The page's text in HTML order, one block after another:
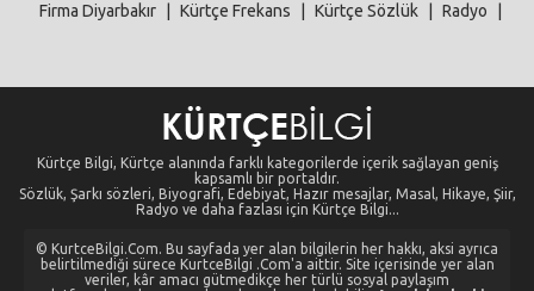
Firma Diyarbakır Kürtçe Frekans Kürtçe Sözlük Radyo
Kürtçe Bilgi, Kürtçe alanında farklı kategorilerde içerik sağlayan geniş
kapsamlı bir portaldır.
Sözlük, Şarkı sözleri, Biyografi, Edebiyat, Hazır mesajlar, Masal, Hikaye, Şiir,
Radyo ve daha fazlası için Kürtçe Bilgi...
© KurtceBilgi.Com. Bu sayfada yer alan bilgilerin her hakkı, aksi ayrıca
belirtilmediği sürece KurtceBilgi .Com'a aittir. Site içerisinde yer alan
veriler, kâr amacı gütmedikçe her türlü sosyal paylaşım